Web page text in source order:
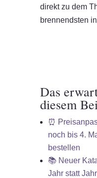
direkt zu dem
brennendsten
Das
diesem
⏰
noch bis 4.
bestellen
📚 Neuer
Jahr statt